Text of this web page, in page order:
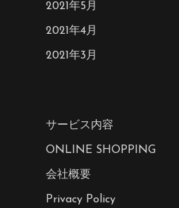
2021年5月
2021年4月
2021年3月
サービス内容
ONLINE SHOPPING
会社概要
Privacy Policy